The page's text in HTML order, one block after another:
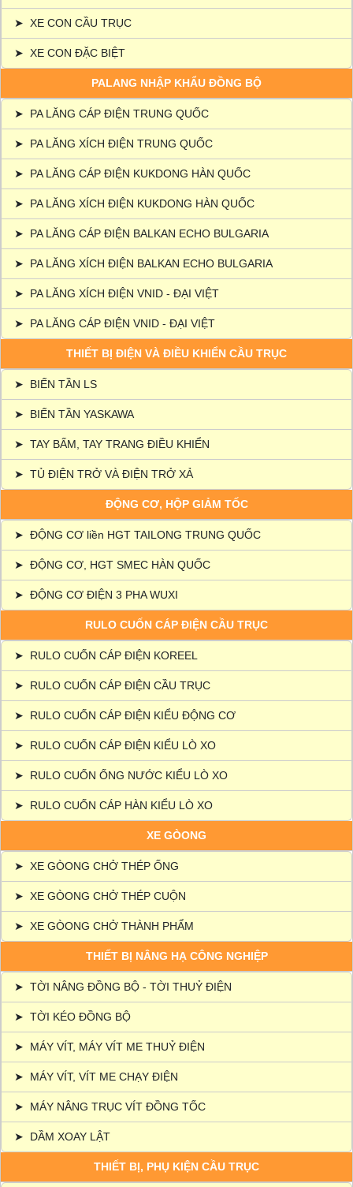
➤ XE CON CẦU TRỤC
➤ XE CON ĐẶC BIỆT
PALANG NHẬP KHẨU ĐỒNG BỘ
➤ PA LĂNG CÁP ĐIỆN TRUNG QUỐC
➤ PA LĂNG XÍCH ĐIỆN TRUNG QUỐC
➤ PA LĂNG CÁP ĐIỆN KUKDONG HÀN QUỐC
➤ PA LĂNG XÍCH ĐIỆN KUKDONG HÀN QUỐC
➤ PA LĂNG CÁP ĐIỆN BALKAN ECHO BULGARIA
➤ PA LĂNG XÍCH ĐIỆN BALKAN ECHO BULGARIA
➤ PA LĂNG XÍCH ĐIỆN VNID - ĐẠI VIỆT
➤ PA LĂNG CÁP ĐIỆN VNID - ĐẠI VIỆT
THIẾT BỊ ĐIỆN VÀ ĐIỀU KHIỂN CẦU TRỤC
➤ BIẾN TẦN LS
➤ BIẾN TẦN YASKAWA
➤ TAY BẤM, TAY TRANG ĐIỀU KHIỂN
➤ TỦ ĐIỆN TRỞ VÀ ĐIỆN TRỞ XẢ
ĐỘNG CƠ, HỘP GIẢM TỐC
➤ ĐỘNG CƠ liền HGT TAILONG TRUNG QUỐC
➤ ĐỘNG CƠ, HGT SMEC HÀN QUỐC
➤ ĐỘNG CƠ ĐIỆN 3 PHA WUXI
RULO CUỐN CÁP ĐIỆN CẦU TRỤC
➤ RULO CUỐN CÁP ĐIỆN KOREEL
➤ RULO CUỐN CÁP ĐIỆN CẦU TRỤC
➤ RULO CUỐN CÁP ĐIỆN KIỂU ĐỘNG CƠ
➤ RULO CUỐN CÁP ĐIỆN KIỂU LÒ XO
➤ RULO CUỐN ỐNG NƯỚC KIỂU LÒ XO
➤ RULO CUỐN CÁP HÀN KIỂU LÒ XO
XE GÒONG
➤ XE GÒONG CHỞ THÉP ỐNG
➤ XE GÒONG CHỞ THÉP CUỘN
➤ XE GÒONG CHỞ THÀNH PHẨM
THIẾT BỊ NÂNG HẠ CÔNG NGHIỆP
➤ TỜI NÂNG ĐỒNG BỘ - TỜI THUỶ ĐIỆN
➤ TỜI KÉO ĐỒNG BỘ
➤ MÁY VÍT, MÁY VÍT ME THUỶ ĐIỆN
➤ MÁY VÍT, VÍT ME CHẠY ĐIỆN
➤ MÁY NÂNG TRỤC VÍT ĐỒNG TỐC
➤ DẦM XOAY LẬT
THIẾT BỊ, PHỤ KIỆN CẦU TRỤC